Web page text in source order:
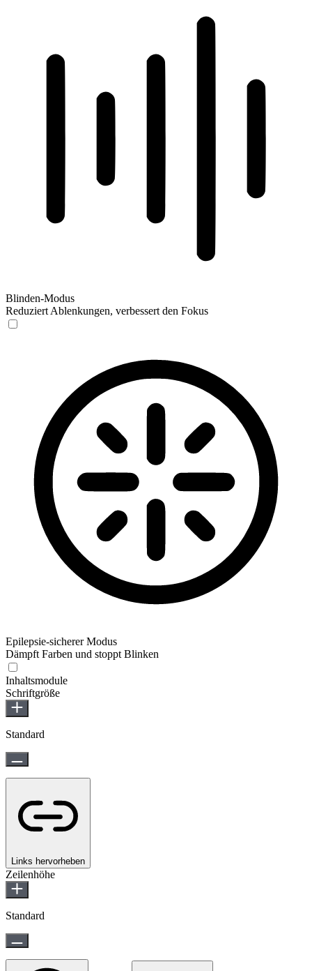
Blinden-Modus
Reduziert Ablenkungen, verbessert den Fokus
Epilepsie-sicherer Modus
Dämpft Farben und stoppt Blinken
Inhaltsmodule
Schriftgröße
Standard
Links hervorheben
Zeilenhöhe
Standard